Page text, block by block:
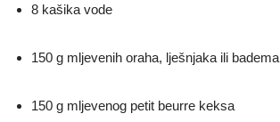
8 kašika vode
150 g mljevenih oraha, lješnjaka ili badema
150 g mljevenog petit beurre keksa